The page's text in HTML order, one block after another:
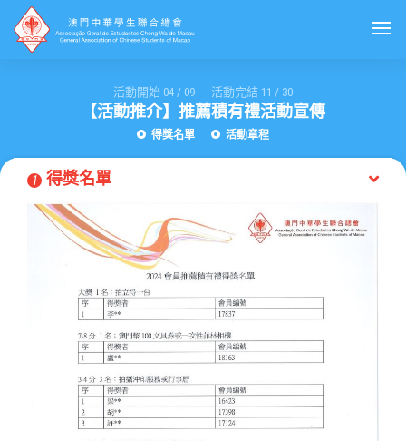
活動開始 04 / 09 活動完結 11 / 30
【活動推介】推薦積有禮活動宣傳
得獎名單 活動章程
1 得獎名單